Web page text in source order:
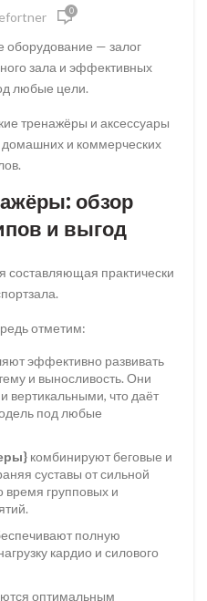
0
оборудование — залог
зала и эффективных
любые цели.
тренажёры и аксессуары
и коммерческих
обзор
и выгод
практически
отметим:
эффективно развивать
и выносливость. Они
вертикальными, что даёт
под любые
комбинируют беговые и
суставы от сильной
время групповых и
полную
кардио и силового
оптимальным